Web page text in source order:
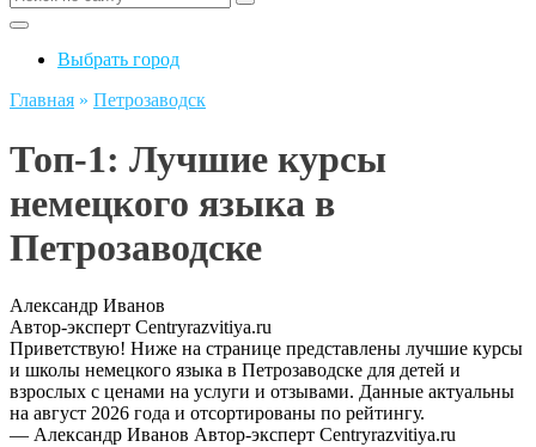
Выбрать город
Главная » Петрозаводск
Топ-1: Лучшие курсы
немецкого языка в
Петрозаводске
Александр Иванов
Автор-эксперт Centryrazvitiya.ru
Приветствую! Ниже на странице представлены лучшие курсы
и школы немецкого языка в Петрозаводске для детей и
взрослых с ценами на услуги и отзывами. Данные актуальны
на август 2026 года и отсортированы по рейтингу.
— Александр Иванов Автор-эксперт Centryrazvitiya.ru